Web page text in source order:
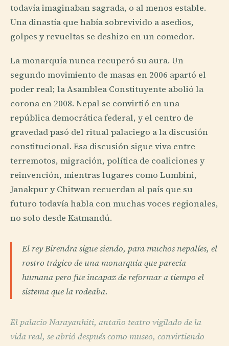
todavía imaginaban sagrada, o al menos estable.
Una dinastía que había sobrevivido a asedios,
golpes y revueltas se deshizo en un comedor.
La monarquía nunca recuperó su aura. Un
segundo movimiento de masas en 2006 apartó el
poder real; la Asamblea Constituyente abolió la
corona en 2008. Nepal se convirtió en una
república democrática federal, y el centro de
gravedad pasó del ritual palaciego a la discusión
constitucional. Esa discusión sigue viva entre
terremotos, migración, política de coaliciones y
reinvención, mientras lugares como Lumbini,
Janakpur y Chitwan recuerdan al país que su
futuro todavía habla con muchas voces regionales,
no solo desde Katmandú.
El rey Birendra sigue siendo, para muchos nepalíes, el
rostro trágico de una monarquía que parecía
humana pero fue incapaz de reformar a tiempo el
sistema que la rodeaba.
El palacio Narayanhiti, antaño teatro vigilado de la
vida real, se abrió después como museo, convirtiendo